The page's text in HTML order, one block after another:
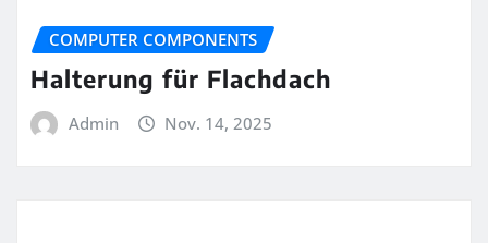
COMPUTER COMPONENTS
Halterung für Flachdach
Admin Nov. 14, 2025